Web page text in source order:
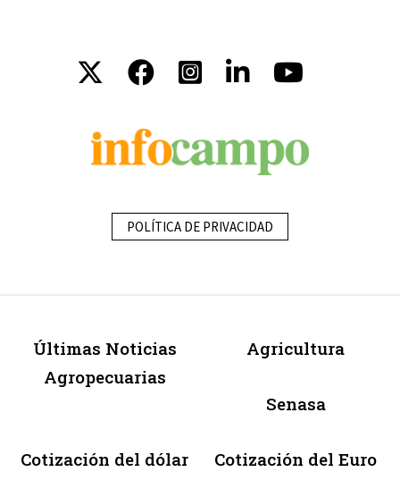
POLÍTICA DE PRIVACIDAD
Últimas Noticias
Agropecuarias
Agricultura
Senasa
Cotización del dólar Cotización del Euro